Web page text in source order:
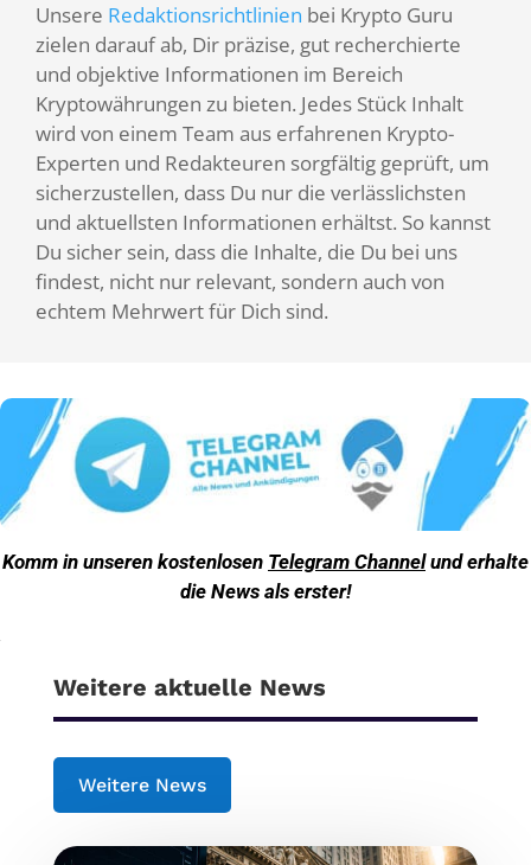
Unsere Redaktionsrichtlinien bei Krypto Guru
zielen darauf ab, Dir präzise, gut recherchierte
und objektive Informationen im Bereich
Kryptowährungen zu bieten. Jedes Stück Inhalt
wird von einem Team aus erfahrenen Krypto-
Experten und Redakteuren sorgfältig geprüft, um
sicherzustellen, dass Du nur die verlässlichsten
und aktuellsten Informationen erhältst. So kannst
Du sicher sein, dass die Inhalte, die Du bei uns
findest, nicht nur relevant, sondern auch von
echtem Mehrwert für Dich sind.
Komm in unseren kostenlosen Telegram Channelund erhalte
die News als erster!
Weitere aktuelle News
Weitere News